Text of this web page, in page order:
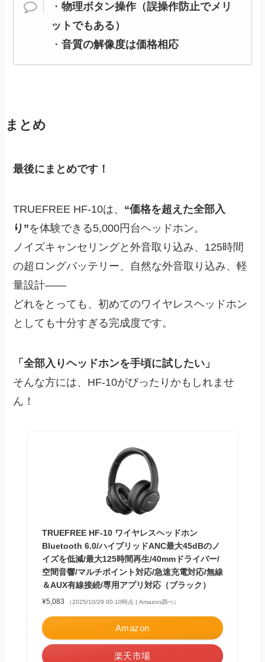
・物理ボタン操作（誤操作防止でメリ
ットでもある）
・音質の解像度は価格相応
まとめ
最後にまとめです！
TRUEFREE HF-10は、 “価格を超えた全部入
り”を体験できる5,000円台ヘッドホン。
ノイズキャンセリングと外音取り込み、125時間
の超ロングバッテリー、自然な外音取り込み、軽
量設計――
どれをとっても、初めてのワイヤレスヘッドホン
としても十分すぎる完成度です。
「全部入りヘッドホンを手頃に試したい」
そんな方には、HF-10がぴったりかもしれませ
ん！
TRUEFREE HF-10 ワイヤレスヘッドホン
Bluetooth 6.0/ハイブリッドANC最大45dBのノ
イズを低減/最大125時間再生/40mmドライバー/
空間音響/マルチポイント対応/急速充電対応/無線
＆AUX有線接続/専用アプリ対応（ブラック）
¥5,083 （2025/10/29 00:10時点 | Amazon調べ）
Amazon
楽天市場